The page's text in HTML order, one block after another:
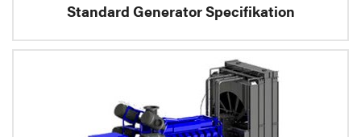
Standard Generator Specifikation